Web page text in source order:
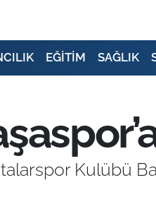
EĞİTİM SAĞLIK
Kulübü